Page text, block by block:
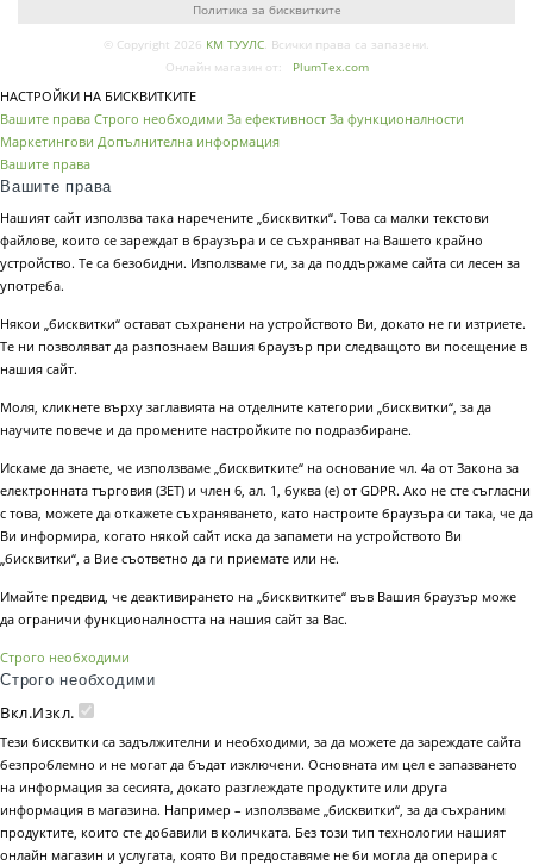
Политика за бисквитките
© Copyright 2026 КМ ТУУЛС . Всички права са запазени.
Онлайн магазин от:
PlumTex.com
НАСТРОЙКИ НА БИСКВИТКИТЕ
Вашите права Строго необходими За ефективност За функционалности
Маркетингови Допълнителна информация
Вашите права
Вашите права
Нашият сайт използва така наречените „бисквитки“. Това са малки текстови
файлове, които се зареждат в браузъра и се съхраняват на Вашето крайно
устройство. Те са безобидни. Използваме ги, за да поддържаме сайта си лесен за
употреба.
Някои „бисквитки“ остават съхранени на устройството Ви, докато не ги изтриете.
Те ни позволяват да разпознаем Вашия браузър при следващото ви посещение в
нашия сайт.
Моля, кликнете върху заглавията на отделните категории „бисквитки“, за да
научите повече и да промените настройките по подразбиране.
Искаме да знаете, че използваме „бисквитките“ на основание чл. 4а от Закона за
електронната търговия (ЗЕТ) и член 6, ал. 1, буква (е) от GDPR. Ако не сте съгласни
с това, можете да откажете съхраняването, като настроите браузъра си така, че да
Ви информира, когато някой сайт иска да запамети на устройството Ви
„бисквитки“, а Вие съответно да ги приемате или не.
Имайте предвид, че деактивирането на „бисквитките“ във Вашия браузър може
да ограничи функционалността на нашия сайт за Вас.
Строго необходими
Строго необходими
Вкл.Изкл.
Тези бисквитки са задължителни и необходими, за да можете да зареждате сайта
безпроблемно и не могат да бъдат изключени. Основната им цел е запазването
на информация за сесията, докато разглеждате продуктите или друга
информация в магазина. Например – използваме „бисквитки“, за да съхраним
продуктите, които сте добавили в количката. Без този тип технологии нашият
онлайн магазин и услугата, която Ви предоставяме не би могла да оперира с